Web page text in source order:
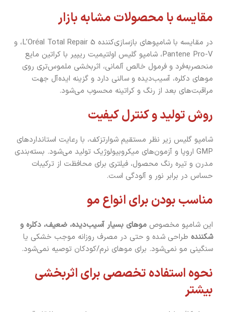
مقایسه با محصولات مشابه بازار
در مقایسه با شامپوهای بازسازی‌کننده L’Oréal Total Repair 5، و
Pantene Pro-V، شامپو گلیس اولتیمیت ریپیر با کراتین مایع
منحصربه‌فرد و فرمول خالص آلمانی، اثربخشی ملموس‌تری روی
موهای دکلره، آسیب‌دیده و سالنی دارد و گزینه ایده‌آل جهت
مراقبت‌های بعد از رنگ و کراتینه محسوب می‌شود.
روش تولید و کنترل کیفیت
شامپو گلیس زیر نظر مستقیم شوارتزکف، با رعایت استانداردهای
GMP اروپا و آزمون‌های میکروبیولوژیک تولید می‌شود. بسته‌بندی
مدرن و تیره رنگ محصول، فیلتری برای محافظت از ترکیبات
حساس در برابر نور و آلودگی است.
مناسب بودن برای انواع مو
این شامپو مخصوص موهای بسیار آسیب‌دیده، ضعیف، دکلره و
شکننده طراحی شده و حتی در مصرف روزانه موجب خشکی یا
سنگینی مو نمی‌شود. برای موهای نرم/کودکان توصیه نمی‌شود.
نحوه استفاده تخصصی برای اثربخشی
بیشتر